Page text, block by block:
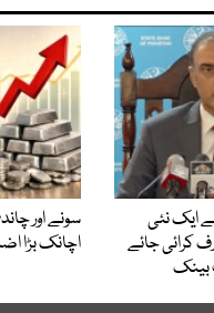
ایک نئی
کرائی جائے
بینک
سونے اور
اچانک بڑا